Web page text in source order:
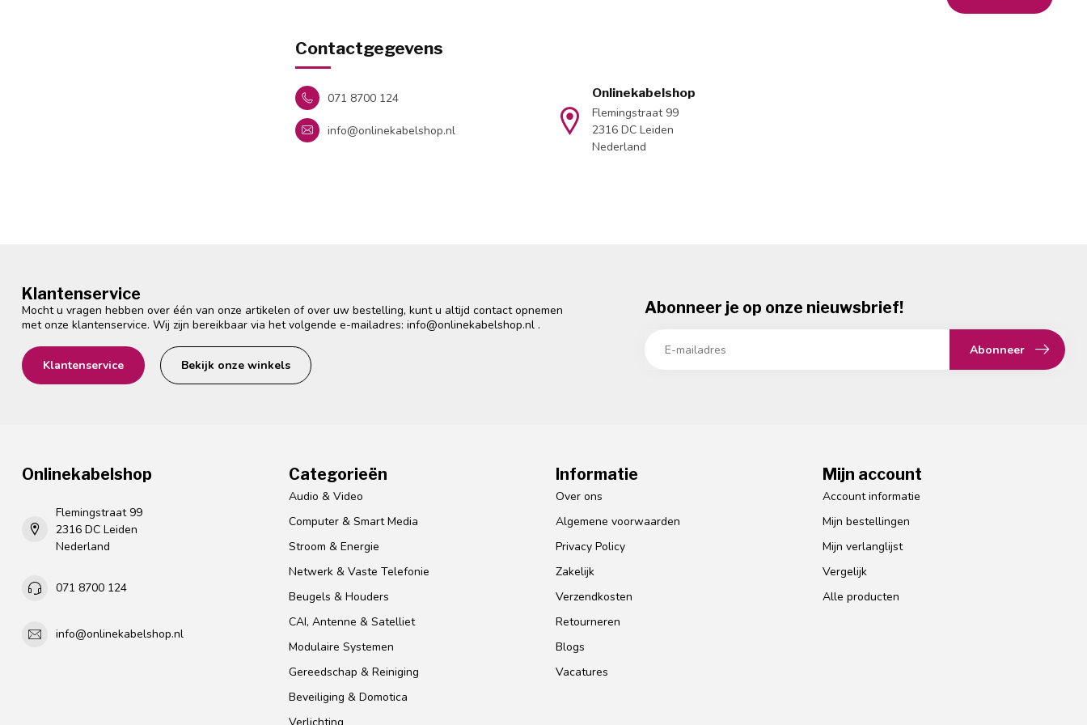
Contactgegevens
071 8700 124
info@onlinekabelshop.nl
Onlinekabelshop
Flemingstraat 99
2316 DC Leiden
Nederland
Klantenservice
Mocht u vragen hebben over één van onze artikelen of over uw bestelling, kunt u altijd contact opnemen
met onze klantenservice. Wij zijn bereikbaar via het volgende e-mailadres: info@onlinekabelshop.nl .
Klantenservice Bekijk onze winkels
Abonneer je op onze nieuwsbrief!
Abonneer
Onlinekabelshop
Flemingstraat 99
2316 DC Leiden
Nederland
071 8700 124
info@onlinekabelshop.nl
Categorieën
Audio & Video
Computer & Smart Media
Stroom & Energie
Netwerk & Vaste Telefonie
Beugels & Houders
CAI, Antenne & Satelliet
Modulaire Systemen
Gereedschap & Reiniging
Beveiliging & Domotica
Informatie
Over ons
Algemene voorwaarden
Privacy Policy
Zakelijk
Verzendkosten
Retourneren
Blogs
Vacatures
Mijn account
Account informatie
Mijn bestellingen
Mijn verlanglijst
Vergelijk
Alle producten